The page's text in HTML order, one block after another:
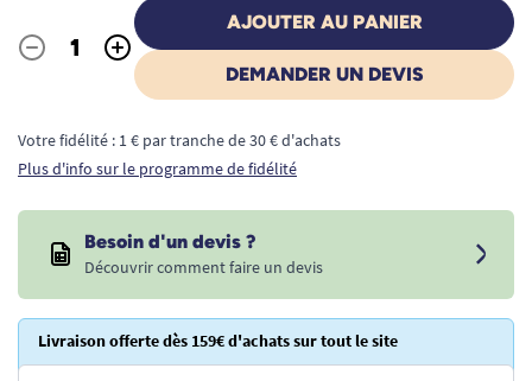
Quantité
- +
AJOUTER AU PANIER
DEMANDER UN DEVIS
Votre fidélité : 1 € par tranche de 30 € d'achats
Plus d'info sur le programme de fidélité
Besoin d'un devis ?
Découvrir comment faire un devis
Livraison offerte dès 159€ d'achats sur tout le site